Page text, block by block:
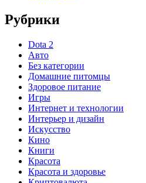
Рубрики
Dota 2
Авто
Без категории
Домашние питомцы
Здоровое питание
Игры
Интернет и технологии
Интерьер и дизайн
Искусство
Кино
Книги
Красота
Красота и здоровье